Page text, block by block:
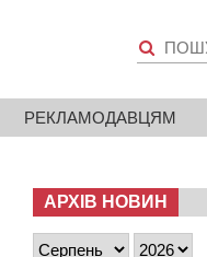
РЕКЛАМОДАВЦЯМ
АРХІВ НОВИН